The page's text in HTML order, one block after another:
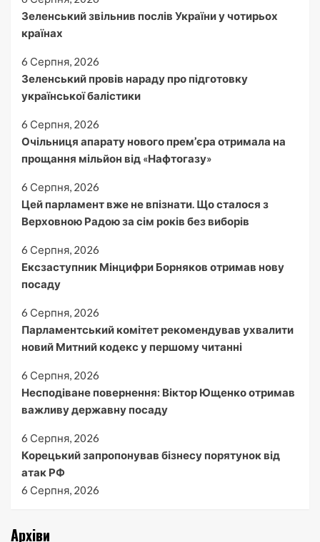
Зеленський звільнив послів України у чотирьох
країнах
6 Серпня, 2026
Зеленський провів нараду про підготовку
української балістики
6 Серпня, 2026
Очільниця апарату нового прем’єра отримала на
прощання мільйон від «Нафтогазу»
6 Серпня, 2026
Цей парламент вже не впізнати. Що сталося з
Верховною Радою за сім років без виборів
6 Серпня, 2026
Ексзаступник Мінцифри Борняков отримав нову
посаду
6 Серпня, 2026
Парламентський комітет рекомендував ухвалити
новий Митний кодекс у першому читанні
6 Серпня, 2026
Несподіване повернення: Віктор Ющенко отримав
важливу державну посаду
6 Серпня, 2026
Корецький запропонував бізнесу порятунок від
атак РФ
6 Серпня, 2026
Архіви